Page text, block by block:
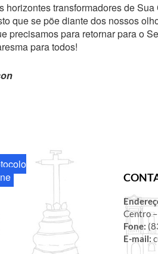
horizontes transformadores de
que se põe diante dos nossos
precisamos para retornar para o
para todos!
Centro
Fone:
E-mail: